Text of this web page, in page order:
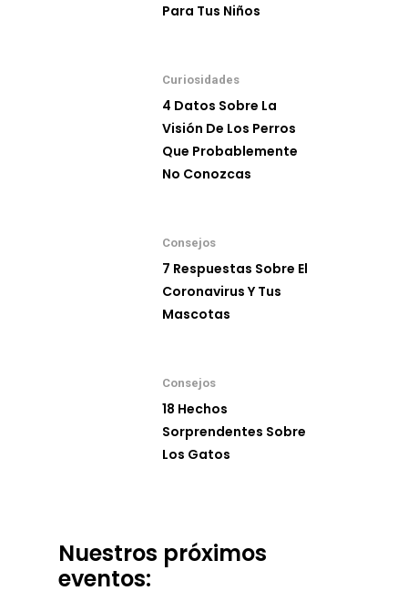
Para Tus Niños
Curiosidades
4 Datos Sobre La
Visión De Los Perros
Que Probablemente
No Conozcas
Consejos
7 Respuestas Sobre El
Coronavirus Y Tus
Mascotas
Consejos
18 Hechos
Sorprendentes Sobre
Los Gatos
Nuestros próximos
eventos: